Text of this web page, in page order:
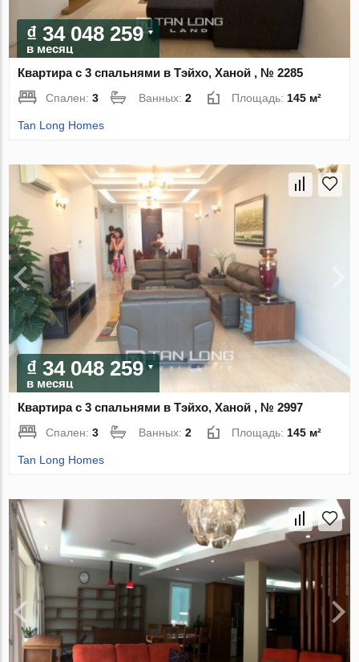
₫ 34 048 259
в месяц
Квартира с 3 спальнями в Тэйхо, Ханой , № 2285
Спален:3 Ванных:2 Площадь:145 м²
Tan Long Homes
₫ 34 048 259
в месяц
Квартира с 3 спальнями в Тэйхо, Ханой , № 2997
Спален:3 Ванных:2 Площадь: 145 м²
Tan Long Homes